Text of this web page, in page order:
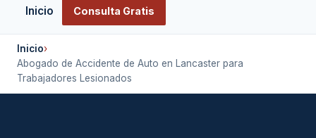
language
Inicio Consulta Gratis
Inicio›
Abogado de Accidente de Auto en Lancaster para
Trabajadores Lesionados